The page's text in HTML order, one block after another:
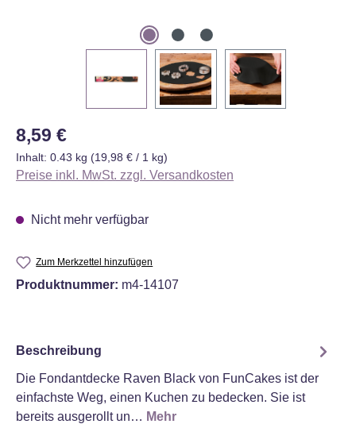
Regulärer Preis:
8,59 €
Inhalt: 0.43 kg (19,98 € / 1 kg)
Preise inkl. MwSt. zzgl. Versandkosten
Nicht mehr verfügbar
Zum Merkzettel hinzufügen
Produktnummer: m4-14107
Beschreibung
Die Fondantdecke Raven Black von FunCakes ist der
einfachste Weg, einen Kuchen zu bedecken. Sie ist
bereits ausgerollt un… Mehr